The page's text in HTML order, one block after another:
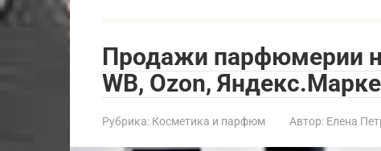
Продажи парфюмерии
WB, Ozon,
Рубрика: Косметика и парфюм Автор: Елена